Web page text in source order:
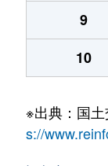
9
10
※出典：国
s://